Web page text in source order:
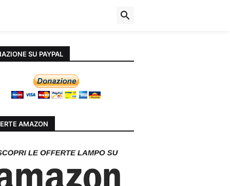
SU PAYPAL
AMAZON